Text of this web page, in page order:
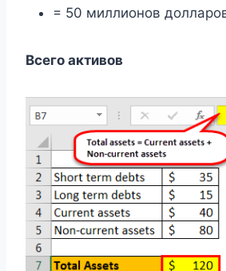
= 50 миллионов
Всего активов